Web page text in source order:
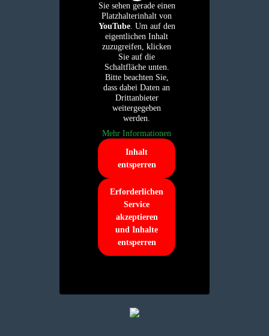
Sie sehen gerade einen
Platzhalterinhalt von
YouTube. Um auf den
eigentlichen Inhalt
zuzugreifen, klicken
Sie auf die
Schaltfläche unten.
Bitte beachten Sie,
dass dabei Daten an
Drittanbieter
weitergegeben
werden.
Mehr Informationen
Inhalt
entsperren
Erforderlichen
Service
akzeptieren
und Inhalte
entsperren